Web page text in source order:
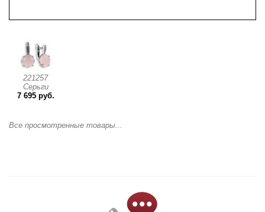
221257
Серьги
7 695 руб.
Все просмотренные товары...